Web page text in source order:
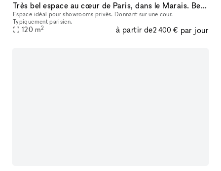
Très bel espace au cœur de Paris, dans le Marais. Beaucoup de charme.
Espace idéal pour showrooms privés. Donnant sur une cour.
Typiquement parisien.
120 m2 à partir de2 400 € par jour